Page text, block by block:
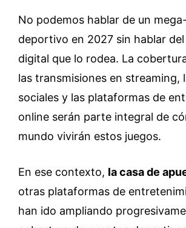
No podemos hablar de un
deportivo en 2027 sin hablar
digital que lo rodea. La
las transmisiones en streaming,
sociales y las plataformas de
online serán parte integral de
mundo vivirán estos juegos.
En ese contexto, la casa de
otras plataformas de
han ido ampliando